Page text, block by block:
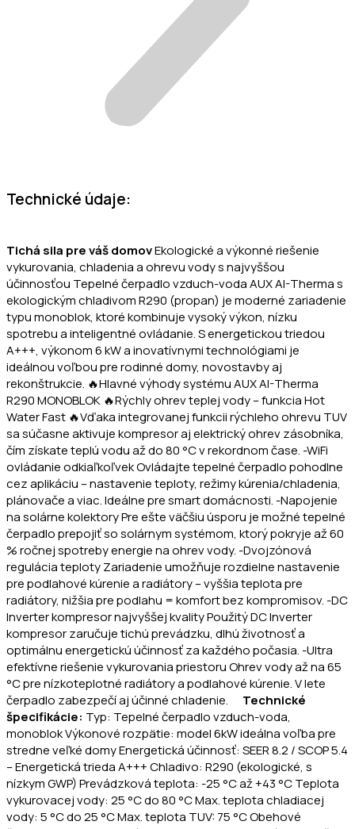
Technické údaje:
Tichá sila pre váš domovEkologické a výkonné riešenie
vykurovania, chladenia a ohrevu vody s najvyššou
účinnosťou Tepelné čerpadlo vzduch-voda AUX AI-Therma s
ekologickým chladivom R290 (propan) je moderné zariadenie
typu monoblok, ktoré kombinuje vysoký výkon, nízku
spotrebu a inteligentné ovládanie. S energetickou triedou
A+++, výkonom 6 kW a inovatívnymi technológiami je
ideálnou voľbou pre rodinné domy, novostavby aj
rekonštrukcie. 🔥Hlavné výhody systému AUX AI-Therma
R290 MONOBLOK 🔥Rýchly ohrev teplej vody – funkcia Hot
Water Fast 🔥Vďaka integrovanej funkcii rýchleho ohrevu TUV
sa súčasne aktivuje kompresor aj elektrický ohrev zásobníka,
čím získate teplú vodu až do 80 °C v rekordnom čase. -WiFi
ovládanie odkiaľkoľvek Ovládajte tepelné čerpadlo pohodlne
cez aplikáciu – nastavenie teploty, režimy kúrenia/chladenia,
plánovače a viac. Ideálne pre smart domácnosti. -Napojenie
na solárne kolektory Pre ešte väčšiu úsporu je možné tepelné
čerpadlo prepojiť so solárnym systémom, ktorý pokryje až 60
% ročnej spotreby energie na ohrev vody. -Dvojzónová
regulácia teploty Zariadenie umožňuje rozdielne nastavenie
pre podlahové kúrenie a radiátory – vyššia teplota pre
radiátory, nižšia pre podlahu = komfort bez kompromisov. -DC
Inverter kompresor najvyššej kvality Použitý DC Inverter
kompresor zaručuje tichú prevádzku, dlhú životnosť a
optimálnu energetickú účinnosť za každého počasia. -Ultra
efektívne riešenie vykurovania priestoru Ohrev vody až na 65
°C pre nízkoteplotné radiátory a podlahové kúrenie. V lete
čerpadlo zabezpečí aj účinné chladenie.
Technické
špecifikácie: Typ: Tepelné čerpadlo vzduch-voda,
monoblok Výkonové rozpätie: model 6kW ideálna voľba pre
stredne veľké domy Energetická účinnosť: SEER 8.2 / SCOP 5.4
– Energetická trieda A+++ Chladivo: R290 (ekologické, s
nízkym GWP) Prevádzková teplota: -25 °C až +43 °C Teplota
vykurovacej vody: 25 °C do 80 °C Max. teplota chladiacej
vody: 5 °C do 25 °C Max. teplota TUV: 75 °C Obehové